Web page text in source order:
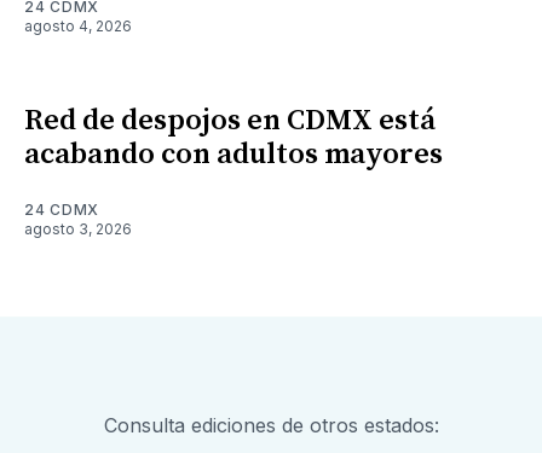
24 CDMX
agosto 4, 2026
Red de despojos en CDMX está
acabando con adultos mayores
24 CDMX
agosto 3, 2026
Consulta ediciones de otros estados: